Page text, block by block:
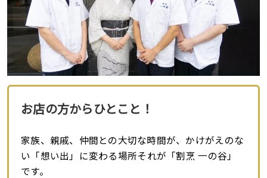
お店の方からひとこと！
家族、親戚、仲間との大切な時間が、かけがえのな
い「想い出」に変わる場所――それが「割烹 一の谷」
です。